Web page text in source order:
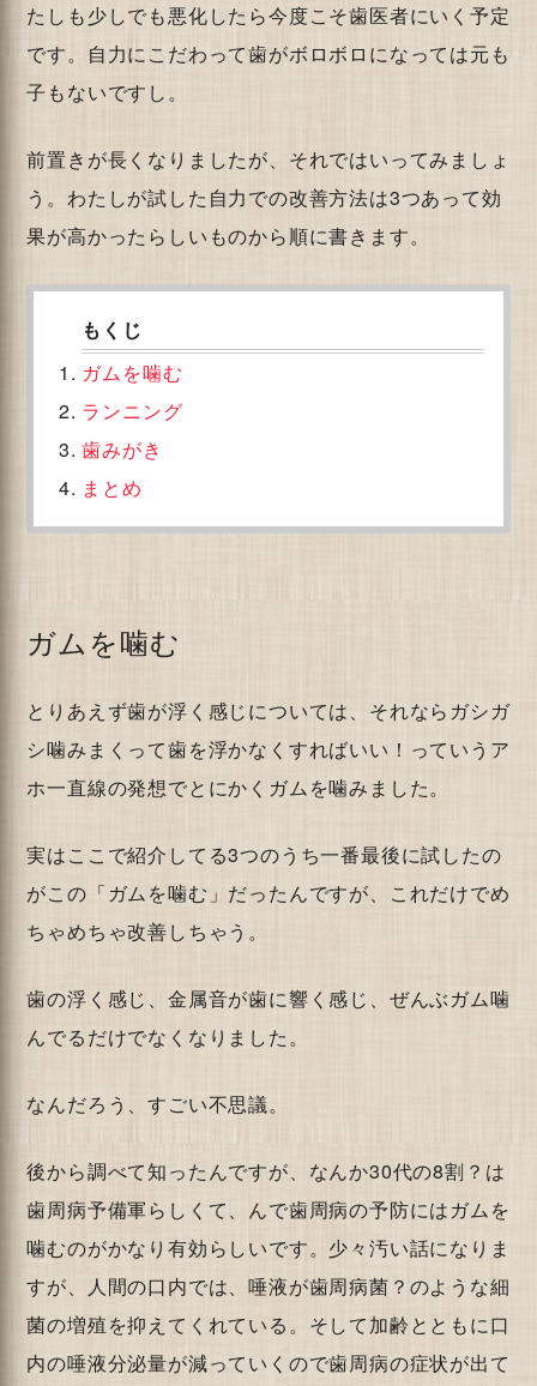
たしも少しでも悪化したら今度こそ歯医者にいく予定
です。自力にこだわって歯がボロボロになっては元も
子もないですし。
前置きが長くなりましたが、それではいってみましょ
う。わたしが試した自力での改善方法は3つあって効
果が高かったらしいものから順に書きます。
ガムを噛む
ランニング
歯みがき
まとめ
ガムを噛む
とりあえず歯が浮く感じについては、それならガシガ
シ噛みまくって歯を浮かなくすればいい！っていうア
ホ一直線の発想でとにかくガムを噛みました。
実はここで紹介してる3つのうち一番最後に試したの
がこの「ガムを噛む」だったんですが、これだけでめ
ちゃめちゃ改善しちゃう。
歯の浮く感じ、金属音が歯に響く感じ、ぜんぶガム噛
んでるだけでなくなりました。
なんだろう、すごい不思議。
後から調べて知ったんですが、なんか30代の8割？は
歯周病予備軍らしくて、んで歯周病の予防にはガムを
噛むのがかなり有効らしいです。少々汚い話になりま
すが、人間の口内では、唾液が歯周病菌？のような細
菌の増殖を抑えてくれている。そして加齢とともに口
内の唾液分泌量が減っていくので歯周病の症状が出て